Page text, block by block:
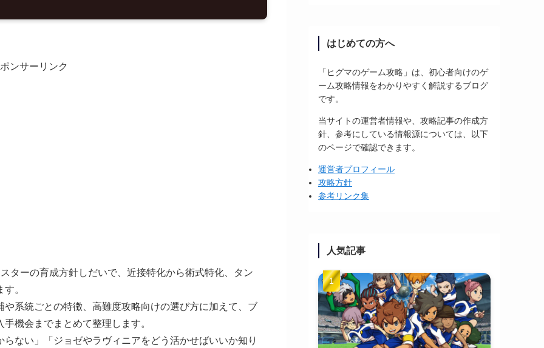
ンサーリンク
ターの育成方針しだいで、近接特化から術式特化、タン
。
系統ごとの特徴、高難度攻略向けの選び方に加えて、ブ
機会までまとめて整理します。
ない」「ジョゼやラヴィニアをどう活かせばいいか知り
はじめての方へ
「ヒグマのゲーム攻略」は、初心者向けのゲ
ーム攻略情報をわかりやすく解説するブログ
です。
当サイトの運営者情報や、攻略記事の作成方
針、参考にしている情報源については、以下
のページで確認できます。
運営者プロフィール
攻略方針
参考リンク集
人気記事